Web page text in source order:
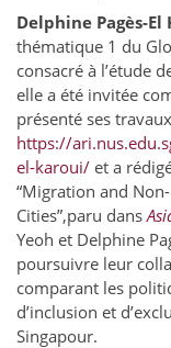
Delphine Pagès-El
thématique 1 du
consacré à l’étude
elle a été invitée
présenté ses
https://
el-karoui/ et a
“Migration and
Cities”,paru dans
Yeoh et Delphine
poursuivre leur
comparant les
d’inclusion et
Singapour.